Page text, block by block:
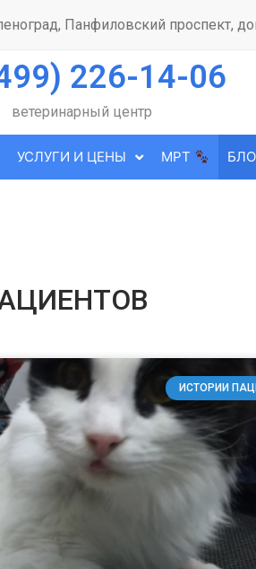
Панфиловский проспект,
226-14-06
ветеринарный центр
УСЛУГИ И ЦЕНЫ МРТ
ИСТОРИИ